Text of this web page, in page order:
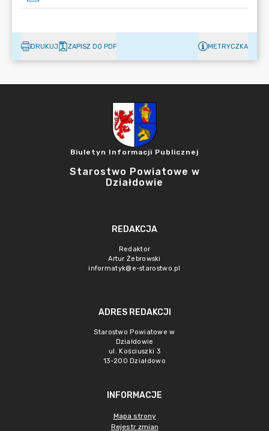
DRUKUJ ZAPISZ DO PDF METRYCZKA
Biuletyn Informacji Publicznej
Starostwo Powiatowe w
Działdowie
REDAKCJA
Redaktor
Artur Żebrowski
informatyk@e-starostwo.pl
ADRES REDAKCJI
Starostwo Powiatowe w
Działdowie
ul. Kościuszki 3
13-200 Działdowo
INFORMACJE
Mapa strony
Rejestr zmian